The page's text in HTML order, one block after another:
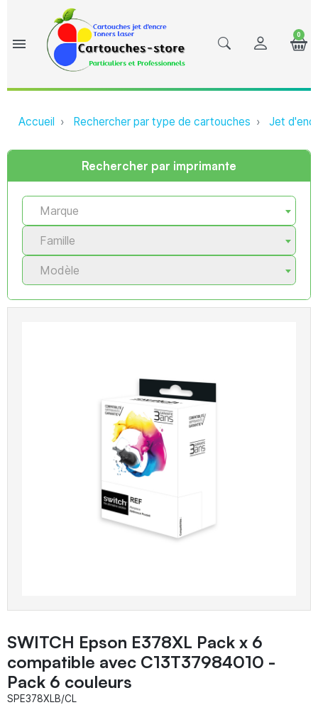
menu
0
Accueil Rechercher par type de cartouches Jet
Rechercher par imprimante
Marque
Famille
Modèle
SWITCH Epson E378XL Pack x 6
compatible avec C13T37984010 -
Pack 6 couleurs
SPE378XLB/CL